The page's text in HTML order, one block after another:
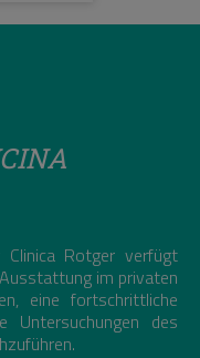
Rotger verfügt
im privaten
eine fortschrittliche
Untersuchungen des